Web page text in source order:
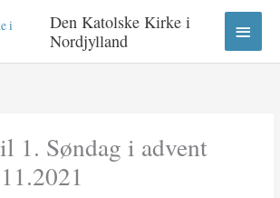
Den Katolske Kirke i
Nordjylland
1. Søndag i advent